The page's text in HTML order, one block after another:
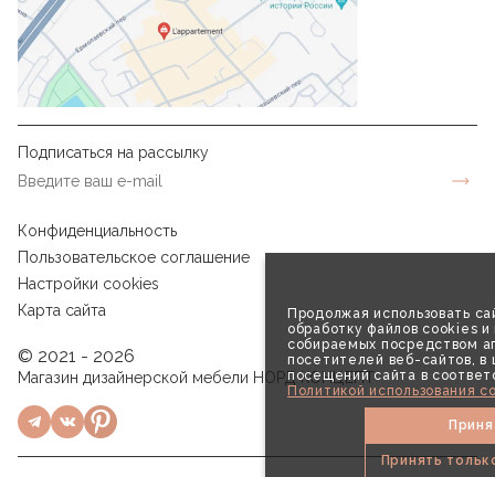
Продолжая использовать
обработку файлов cookies и
собираемых посредством
посетителей веб-сайтов, в
посещений сайта в
Политикой использования
Принять
Подписаться на рассылку
Конфиденциальность
Пользовательское соглашение
Настройки cookies
Карта сайта
© 2021 - 2026
Магазин дизайнерской мебели НОРД КОНЦЕПТ